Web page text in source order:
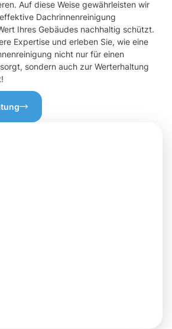
Auf diese Weise gewährleisten wir
Dachrinnenreinigung
Ihres Gebäudes nachhaltig schützt.
Expertise und erleben Sie, wie eine
nicht nur für einen
sondern auch zur Werterhaltung